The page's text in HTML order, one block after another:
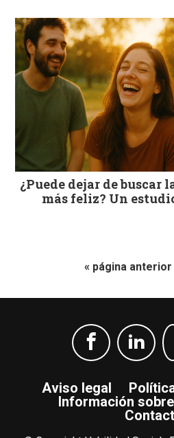
¿Puede dejar de buscar
más feliz? Un
« Ir
la
página anterior
Aviso legal
Información